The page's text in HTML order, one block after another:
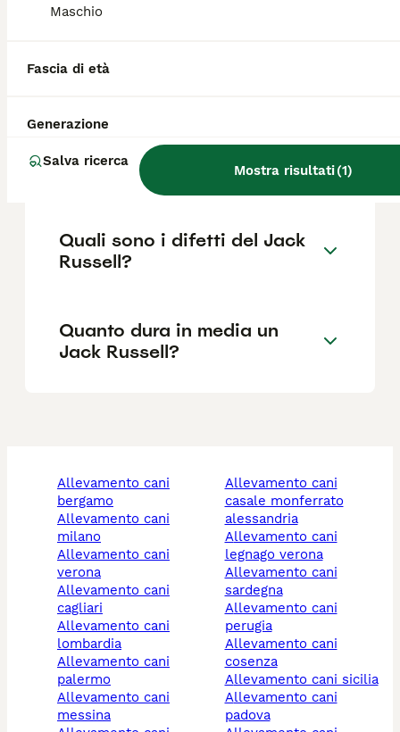
Maschio
Fascia di età
Generazione
Salva ricerca
Mostra risultati(1)
Che differenza c'è tra jack
russel e Jack Russell Terrier?
Quanto è impegnativo un
Jack Russell?
Quali sono i difetti del Jack
Russell?
Quanto dura in media un
Jack Russell?
allevamento cani
bergamo
allevamento cani
milano
allevamento cani
verona
allevamento cani
cagliari
allevamento cani
lombardia
allevamento cani
palermo
allevamento cani
messina
allevamento cani
casale monferrato
alessandria
allevamento cani
legnago verona
allevamento cani
sardegna
allevamento cani
perugia
allevamento cani
cosenza
allevamento cani sicilia
allevamento cani
padova